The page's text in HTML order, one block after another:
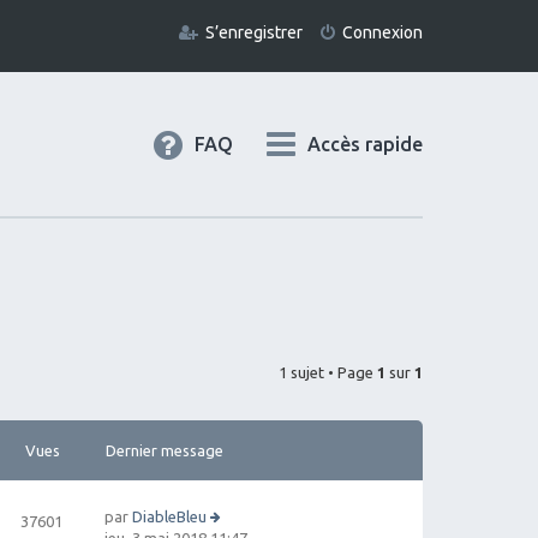
Connexion
S’enregistrer
Accès rapide
FAQ
1 sujet • Page 1 sur 1
Vues Dernier message
37601 par DiableBleu